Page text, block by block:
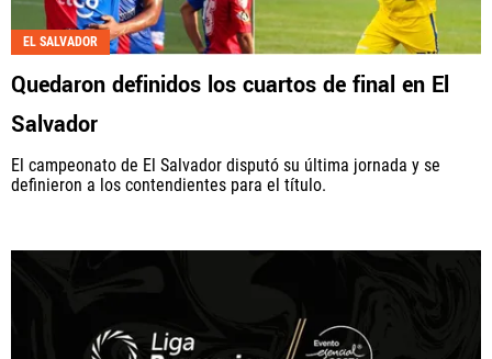
EL SALVADOR
Quedaron definidos los cuartos de final en El
Salvador
El campeonato de El Salvador disputó su última jornada y se
definieron a los contendientes para el título.